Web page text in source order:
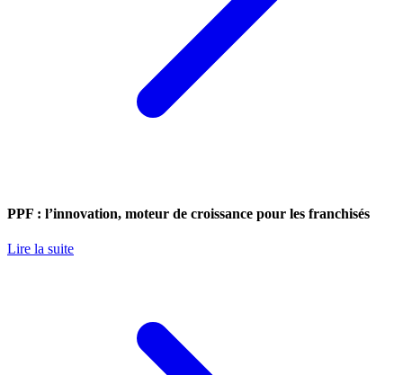
PPF : l’innovation, moteur de croissance pour les franchisés
Lire la suite